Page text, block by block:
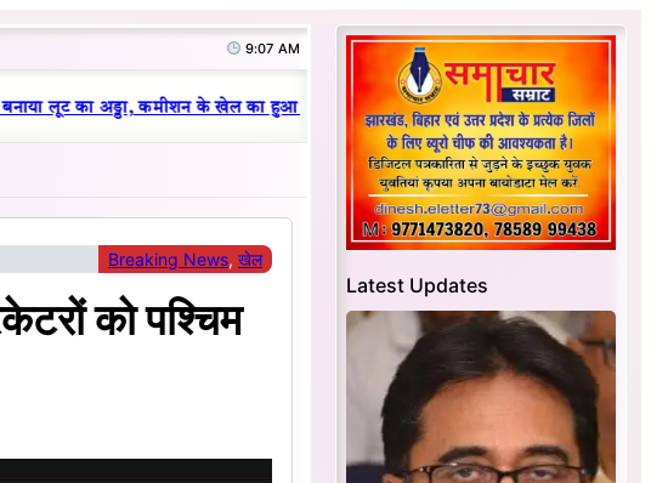
9:07 AM
लूट का अड्डा, कमीशन के खेल का हुआ भंडाफोड़ | धनबाद क्रिकेट संघ में परिवारवाद की
Breaking News, खेल
को पश्चिम
Latest Updates